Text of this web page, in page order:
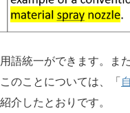
語統一ができます。ま
のことについては、「
介したとおりです。